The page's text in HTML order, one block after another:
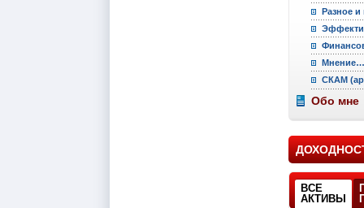
Разное и
Мнение…
СКАМ
Обо мне
ВСЕ
АКТИВЫ